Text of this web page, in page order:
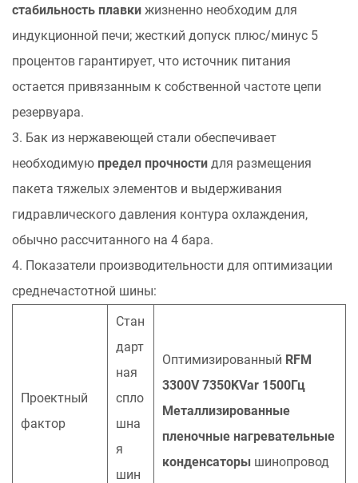
стабильность плавки жизненно необходим для
индукционной печи; жесткий допуск плюс/минус 5
процентов гарантирует, что источник питания
остается привязанным к собственной частоте цепи
резервуара.
3. Бак из нержавеющей стали обеспечивает
необходимую предел прочности для размещения
пакета тяжелых элементов и выдерживания
гидравлического давления контура охлаждения,
обычно рассчитанного на 4 бара.
4. Показатели производительности для оптимизации
среднечастотной шины:
Проектный
фактор
Стан
дарт
ная
спло
шна
я
шин
Оптимизированный RFM
3300V 7350KVar 1500Гц
Металлизированные
пленочные нагревательные
конденсаторы шинопровод